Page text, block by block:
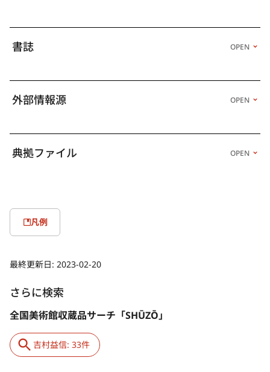
書誌 OPEN
外部情報源 OPEN
典拠ファイル OPEN
凡例
最終更新日: 2023-02-20
さらに検索
全国美術館収蔵品サーチ「SHŪZŌ」
吉村益信: 33件